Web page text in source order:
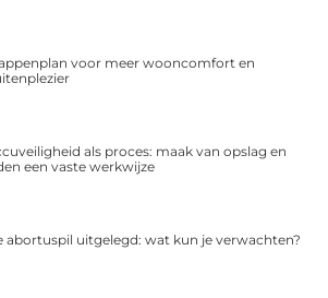
voor meer wooncomfort en
als proces: maak van opslag en
een vaste werkwijze
abortuspil uitgelegd: wat kun je verwachten?